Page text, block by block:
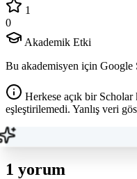
1
0
Akademik Etki
Bu akademisyen için Google
Herkese açık bir Scholar
eşleştirilemedi. Yanlış veri
1 yorum